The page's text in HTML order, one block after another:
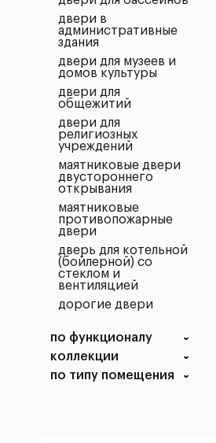
двери в
административные
здания
двери для музеев и
домов культуры
двери для
общежитий
двери для
религиозных
учреждений
маятниковые двери
двустороннего
открывания
маятниковые
противопожарные
двери
дверь для котельной
(бойлерной) со
стеклом и
вентиляцией
дорогие двери
по функционалу
коллекции
по типу помещения